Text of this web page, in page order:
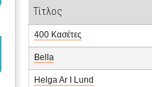
Τίτλος
400 Κασέτες
Bella
Helga Ar I Lund